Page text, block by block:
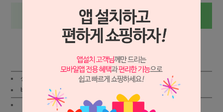
상세보기
상품가 : 52,800원적립금:400원
배송비 :